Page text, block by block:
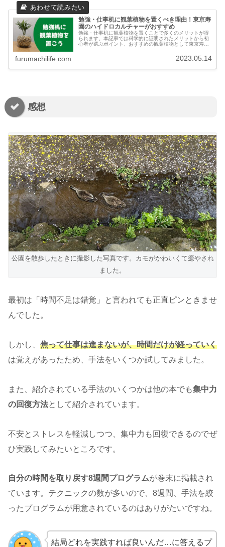
勉強・仕事机に観葉植物を置くべき理由！東京寿
園のハイドロカルチャーがおすすめ
勉強・仕事机に観葉植物を置くことで多くのメリットが得
られます。本記事では科学的に証明されたメリットから初
心者が選ぶポイント、おすすめの観葉植物として東京寿園
furumachilife.com 2023.05.14
感想
公園を散歩したときに撮影した写真です。カモがかわいくて癒やされ
ました。
最初は「時間不足は錯覚」と言われても正直ピンときませ
んでした。
しかし、 焦って仕事は進まないが、時間だけが経っていく
は覚えがあったため、手法をいくつか試してみました。
また、紹介されている手法のいくつかは他の本でも集中力
の回復方法として紹介されています。
不安とストレスを軽減しつつ、集中力も回復できるのでぜ
ひ実践してみたいところです。
自分の時間を取り戻す8週間プログラムが巻末に掲載され
ています。テクニックの数が多いので、8週間、手法を絞
ったプログラムが用意されているのはありがたいですね。
結局どれを実践すれば良いんだ…に答えるプ